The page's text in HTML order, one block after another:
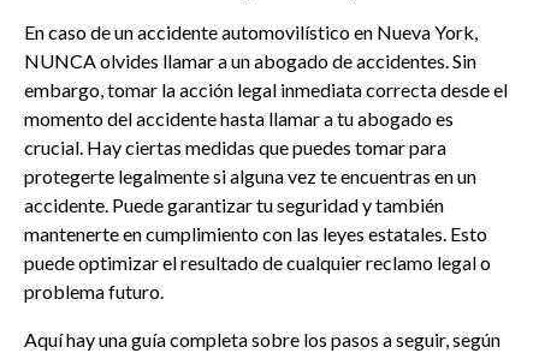
En caso de un accidente automovilístico en Nueva York,
NUNCA olvides llamar a un abogado de accidentes. Sin
embargo, tomar la acción legal inmediata correcta desde el
momento del accidente hasta llamar a tu abogado es
crucial. Hay ciertas medidas que puedes tomar para
protegerte legalmente si alguna vez te encuentras en un
accidente. Puede garantizar tu seguridad y también
mantenerte en cumplimiento con las leyes estatales. Esto
puede optimizar el resultado de cualquier reclamo legal o
problema futuro.
Aquí hay una guía completa sobre los pasos a seguir, según